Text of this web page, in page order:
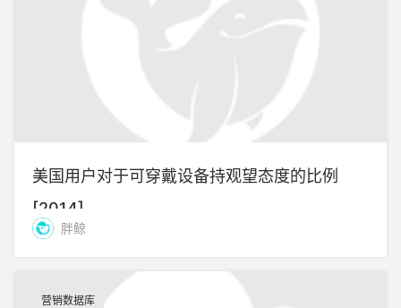
美国用户对于可穿戴设备持观望态度的比例
[2014]
胖鲸
营销数据库